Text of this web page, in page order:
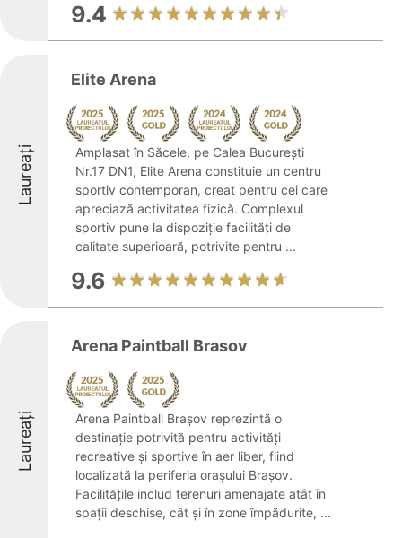
9.4
Laureați
Elite Arena
Amplasat în Săcele, pe Calea București
Nr.17 DN1, Elite Arena constituie un centru
sportiv contemporan, creat pentru cei care
apreciază activitatea fizică. Complexul
sportiv pune la dispoziție facilități de
calitate superioară, potrivite pentru ...
9.6
Laureați
Arena Paintball Brasov
Arena Paintball Brașov reprezintă o
destinație potrivită pentru activități
recreative și sportive în aer liber, fiind
localizată la periferia orașului Brașov.
Facilitățile includ terenuri amenajate atât în
spații deschise, cât și în zone împădurite, ...